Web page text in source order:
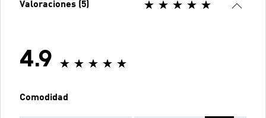
Valoraciones (5)
4.9
Comodidad